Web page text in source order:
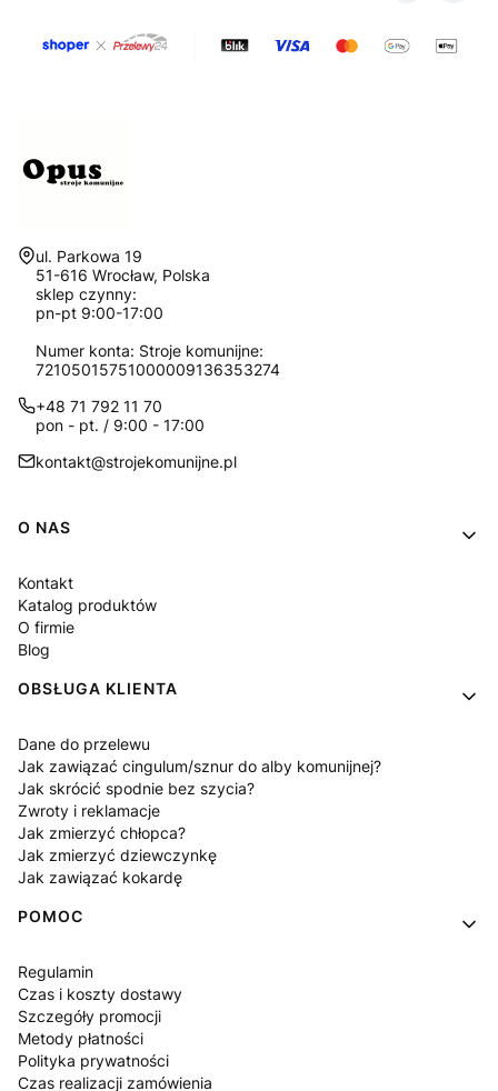
Adres:
ul. Parkowa 19
51-616 Wrocław, Polska
sklep czynny:
pn-pt 9:00-17:00
Numer konta: Stroje komunijne:
72105015751000009136353274
+48 71 792 11 70
pon - pt. / 9:00 - 17:00
kontakt@strojekomunijne.pl
Linki w stopce
O NAS
Kontakt
Katalog produktów
O firmie
Blog
OBSŁUGA KLIENTA
Dane do przelewu
Jak zawiązać cingulum/sznur do alby komunijnej?
Jak skrócić spodnie bez szycia?
Zwroty i reklamacje
Jak zmierzyć chłopca?
Jak zmierzyć dziewczynkę
Jak zawiązać kokardę
POMOC
Regulamin
Czas i koszty dostawy
Szczegóły promocji
Metody płatności
Polityka prywatności
Czas realizacji zamówienia